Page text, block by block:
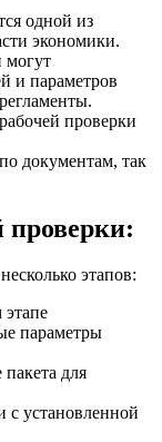
одной из
экономики.
могут
и параметров
проверки
документам, так
проверки:
этапов:
параметры
для
с установленной